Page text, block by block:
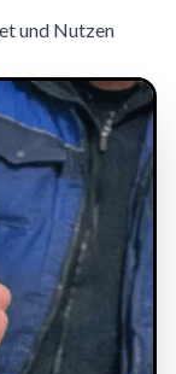
und Nutzen